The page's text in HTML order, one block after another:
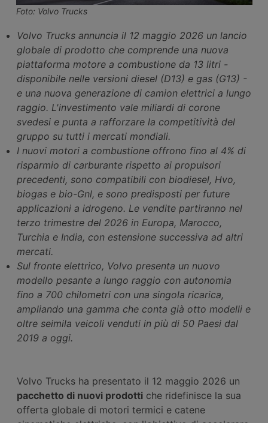
Foto: Volvo Trucks
Volvo Trucks annuncia il 12 maggio 2026 un lancio
globale di prodotto che comprende una nuova
piattaforma motore a combustione da 13 litri -
disponibile nelle versioni diesel (D13) e gas (G13) -
e una nuova generazione di camion elettrici a lungo
raggio. L'investimento vale miliardi di corone
svedesi e punta a rafforzare la competitività del
gruppo su tutti i mercati mondiali.
I nuovi motori a combustione offrono fino al 4% di
risparmio di carburante rispetto ai propulsori
precedenti, sono compatibili con biodiesel, Hvo,
biogas e bio-Gnl, e sono predisposti per future
applicazioni a idrogeno. Le vendite partiranno nel
terzo trimestre del 2026 in Europa, Marocco,
Turchia e India, con estensione successiva ad altri
mercati.
Sul fronte elettrico, Volvo presenta un nuovo
modello pesante a lungo raggio con autonomia
fino a 700 chilometri con una singola ricarica,
ampliando una gamma che conta già otto modelli e
oltre seimila veicoli venduti in più di 50 Paesi dal
2019 a oggi.
Volvo Trucks ha presentato il 12 maggio 2026 un
pacchetto di nuovi prodotti che ridefinisce la sua
offerta globale di motori termici e catene